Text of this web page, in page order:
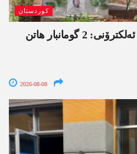
کوردستان
ل ئامەدێ ئۆپەراسیۆنا تاوانێن ئەلکترۆنی: 2 گومانبار ھاتن
2026-08-08